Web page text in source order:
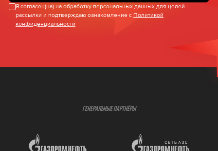
Я согласен(на) на обработку персональных данных для целей
рассылки и подтверждаю ознакомление с Политикой
конфиденциальности
ГЕНЕРАЛЬНЫЕ ПАРТНЁРЫ